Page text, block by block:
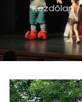
Kezdõlap/